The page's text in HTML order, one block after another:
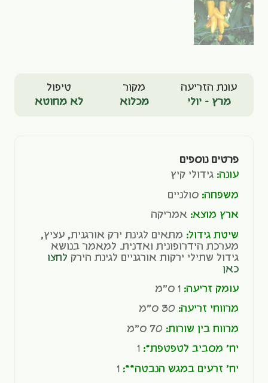
עונת הזריעה
מרץ - יולי
מקור
מכלוא
טיפול
לא מחוטא
פרטים נוספים
עונה: גידולי קיץ
משפחה: סולניים
ארץ מוצא: אמריקה
שיטת גידול: מתאים לגינת ירק אורגנית, עציץ,
מערכת הידרופונית ואדנית. למאמר בנושא
גידול שתילי ירקות אורגניים לגינת הירק לחצו
כאן
עומק זריעה:
מרווחי זריעה:
מרווח בין שורות:
יח' מסביב לטפטפת*: 1
יח' זרעים במגש הנבטה**: